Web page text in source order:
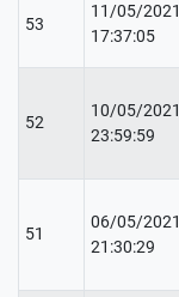
53
11/05/2021
17:37:05
52
10/05/2021
23:59:59
51
06/05/2021
21:30:29